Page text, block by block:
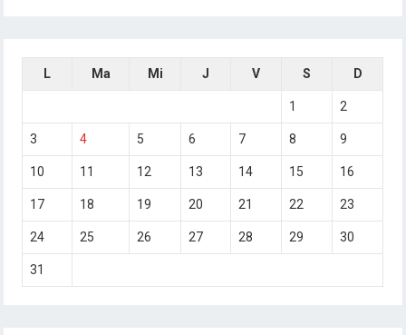
L Ma Mi J V S D
1 2
3 4 5 6 7 8 9
10 11 12 13 14 15 16
17 18 19 20 21 22 23
24 25 26 27 28 29 30
31